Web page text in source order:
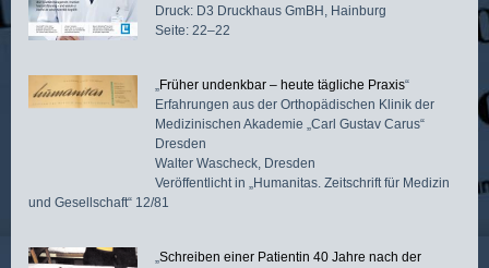
Druck: D3 Druckhaus GmBH, Hainburg
Seite: 22–22
„Früher undenkbar – heute tägliche Praxis“
Erfahrungen aus der Orthopädischen Klinik der
Medizinischen Akademie „Carl Gustav Carus“
Dresden
Walter Wascheck, Dresden
Veröffentlicht in „Humanitas. Zeitschrift für Medizin
und Gesellschaft“ 12/81
„Schreiben einer Patientin 40 Jahre nach der